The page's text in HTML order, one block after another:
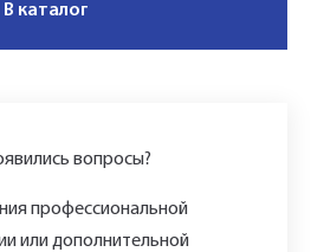
В каталог
вопросы?
профессиональной
или дополнительной